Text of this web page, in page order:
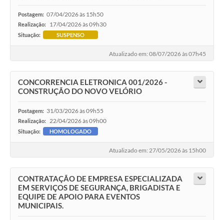
Postagem: 07/04/2026 às 15h50
Realização: 17/04/2026 às 09h30
Situação: SUSPENSO
Atualizado em: 08/07/2026 às 07h45
CONCORRENCIA ELETRONICA 001/2026 -
CONSTRUÇÃO DO NOVO VELÓRIO
Postagem: 31/03/2026 às 09h55
Realização: 22/04/2026 às 09h00
Situação: HOMOLOGADO
Atualizado em: 27/05/2026 às 15h00
CONTRATAÇÃO DE EMPRESA ESPECIALIZADA
EM SERVIÇOS DE SEGURANÇA, BRIGADISTA E
EQUIPE DE APOIO PARA EVENTOS
MUNICIPAIS.